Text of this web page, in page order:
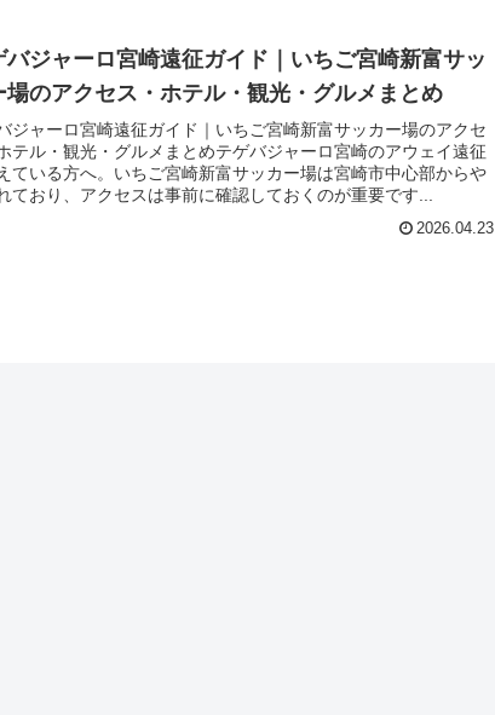
バジャーロ宮崎遠征ガイド｜いちご宮崎新富サッ
場のアクセス・ホテル・観光・グルメまとめ
ジャーロ宮崎遠征ガイド｜いちご宮崎新富サッカー場のアクセ
テル・観光・グルメまとめテゲバジャーロ宮崎のアウェイ遠征
ている方へ。いちご宮崎新富サッカー場は宮崎市中心部からや
ており、アクセスは事前に確認しておくのが重要です...
2026.04.23